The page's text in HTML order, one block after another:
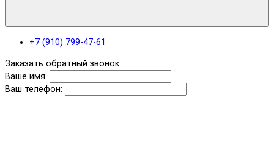
+7 (910) 799-47-61
Заказать обратный звонок
Ваше имя:
Ваш телефон: